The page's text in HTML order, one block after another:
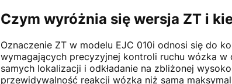
Czym wyróżnia się wersja ZT i
Oznaczenie ZT w modelu EJC 010i odnosi się do
wymagających precyzyjnej kontroli ruchu wózka
samych lokalizacji i odkładanie na zbliżonej
przewidywalność reakcji wózka niż sama